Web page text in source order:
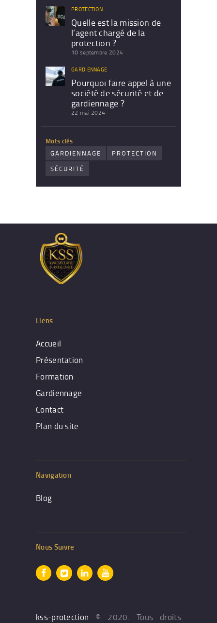
PROTECTION
Quelle est la mission de
l’agent chargé de la
protection ?
10 septembre 2024
GARDIENNAGE
Pourquoi faire appel à une
société de sécurité et de
gardiennage ?
22 mai 2024
Mots clés
GARDIENNAGE
PROTECTION
SÉCURITÉ
Liens
Accueil
Présentation
Formation
Gardiennage
Contact
Plan du site
Navigation
Blog
Nous Suivre
kss-protection © 2020. Tous droits